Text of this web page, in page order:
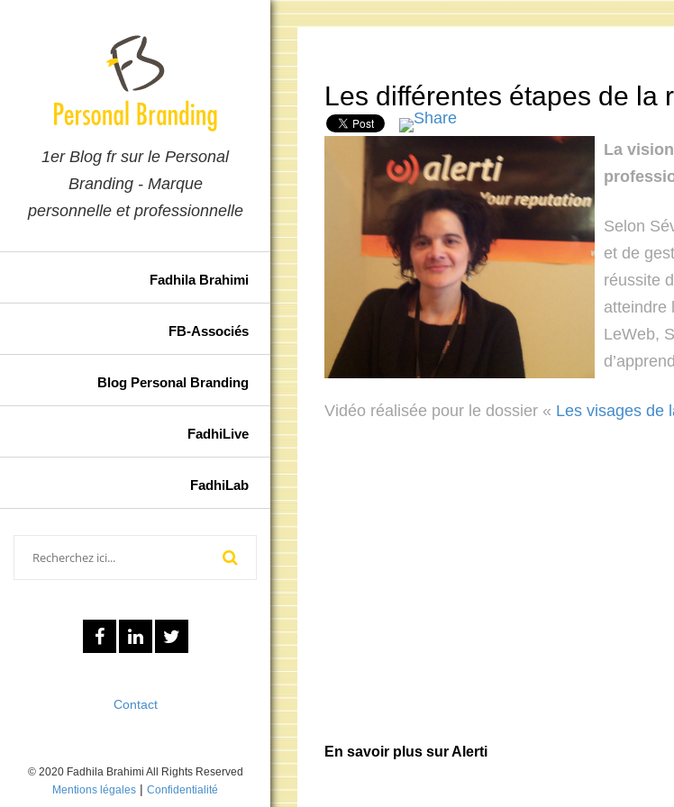
1er Blog fr sur le Personal
Branding - Marque
personnelle et professionnelle
Fadhila Brahimi
FB-Associés
Blog Personal Branding
FadhiLive
FadhiLab
Contact
© 2020 Fadhila Brahimi All Rights Reserved
Mentions légales | Confidentialité
Les différentes étapes de la
La
Selon
et de
réussite
atteindre
LeWeb,
Vidéo réalisée pour le dossier « Les visages de
En savoir plus sur Alerti